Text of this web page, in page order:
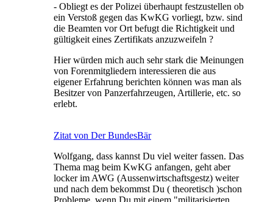
- Obliegt es der Polizei überhaupt festzustellen ob
ein Verstoß gegen das KwKG vorliegt, bzw. sind
die Beamten vor Ort befugt die Richtigkeit und
gültigkeit eines Zertifikats anzuzweifeln ?
Hier würden mich auch sehr stark die Meinungen
von Forenmitgliedern interessieren die aus
eigener Erfahrung berichten können was man als
Besitzer von Panzerfahrzeugen, Artillerie, etc. so
erlebt.
Zitat von Der BundesBär
Wolfgang, dass kannst Du viel weiter fassen. Das
Thema mag beim KwKG anfangen, geht aber
locker im AWG (Aussenwirtschaftsgestz) weiter
und nach dem bekommst Du ( theoretisch )schon
Probleme, wenn Du mit einem "militarisierten